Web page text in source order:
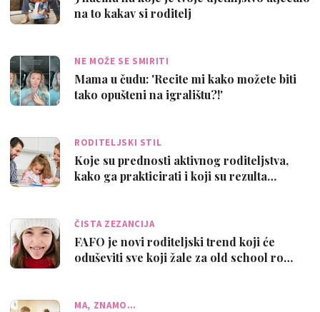
na to kakav si roditelj
NE MOŽE SE SMIRITI
Mama u čudu: 'Recite mi kako možete biti
tako opušteni na igralištu?!'
RODITELJSKI STIL
Koje su prednosti aktivnog roditeljstva,
kako ga prakticirati i koji su rezulta…
ČISTA ZEZANCIJA
FAFO je novi roditeljski trend koji će
oduševiti sve koji žale za old school ro…
MA, ZNAMO…